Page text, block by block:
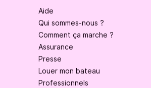
Aide
Qui sommes-nous ?
Comment ça marche ?
Assurance
Presse
Louer mon bateau
Professionnels